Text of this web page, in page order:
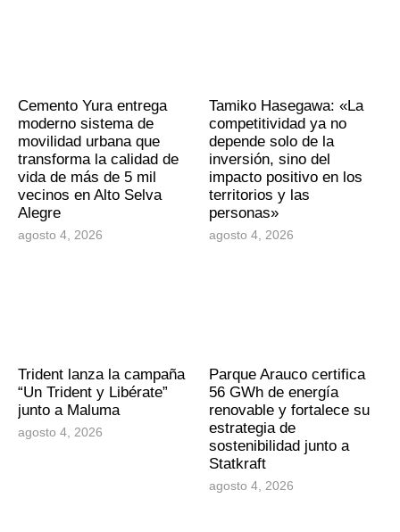
Cemento Yura entrega
moderno sistema de
movilidad urbana que
transforma la calidad de
vida de más de 5 mil
vecinos en Alto Selva
Alegre
agosto 4, 2026
Tamiko Hasegawa: «La
competitividad ya no
depende solo de la
inversión, sino del
impacto positivo en los
territorios y las
personas»
agosto 4, 2026
Trident lanza la campaña
“Un Trident y Libérate”
junto a Maluma
agosto 4, 2026
Parque Arauco certifica
56 GWh de energía
renovable y fortalece su
estrategia de
sostenibilidad junto a
Statkraft
agosto 4, 2026